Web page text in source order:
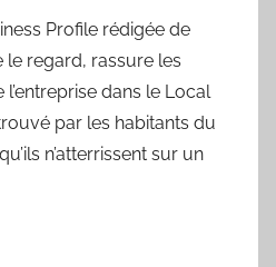
Profile rédigée de
le regard, rassure les
dans le Local
par les habitants du
n’atterrissent sur un